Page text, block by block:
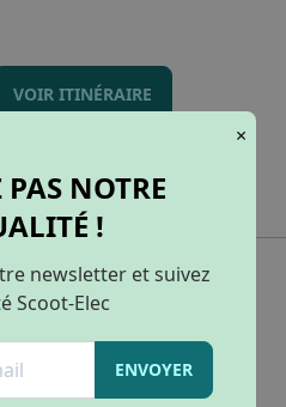
VOIR ITINÉRAIRE
19h
×
PAS NOTRE
!
newsletter et suivez
Scoot-Elec
ENVOYER